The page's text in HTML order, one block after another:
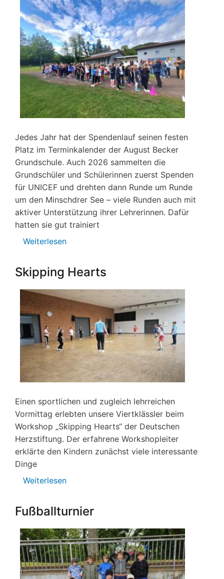
Jedes Jahr hat der Spendenlauf seinen festen
Platz im Terminkalender der August Becker
Grundschule. Auch 2026 sammelten die
Grundschüler und Schülerinnen zuerst Spenden
für UNICEF und drehten dann Runde um Runde
um den Minschdrer See – viele Runden auch mit
aktiver Unterstützung ihrer Lehrerinnen. Dafür
hatten sie gut trainiert
Weiterlesen
–
Spendenlauf
Skipping Hearts
Einen sportlichen und zugleich lehrreichen
Vormittag erlebten unsere Viertklässler beim
Workshop „Skipping Hearts“ der Deutschen
Herzstiftung. Der erfahrene Workshopleiter
erklärte den Kindern zunächst viele interessante
Dinge
Weiterlesen
Hearts
Fußballturnier